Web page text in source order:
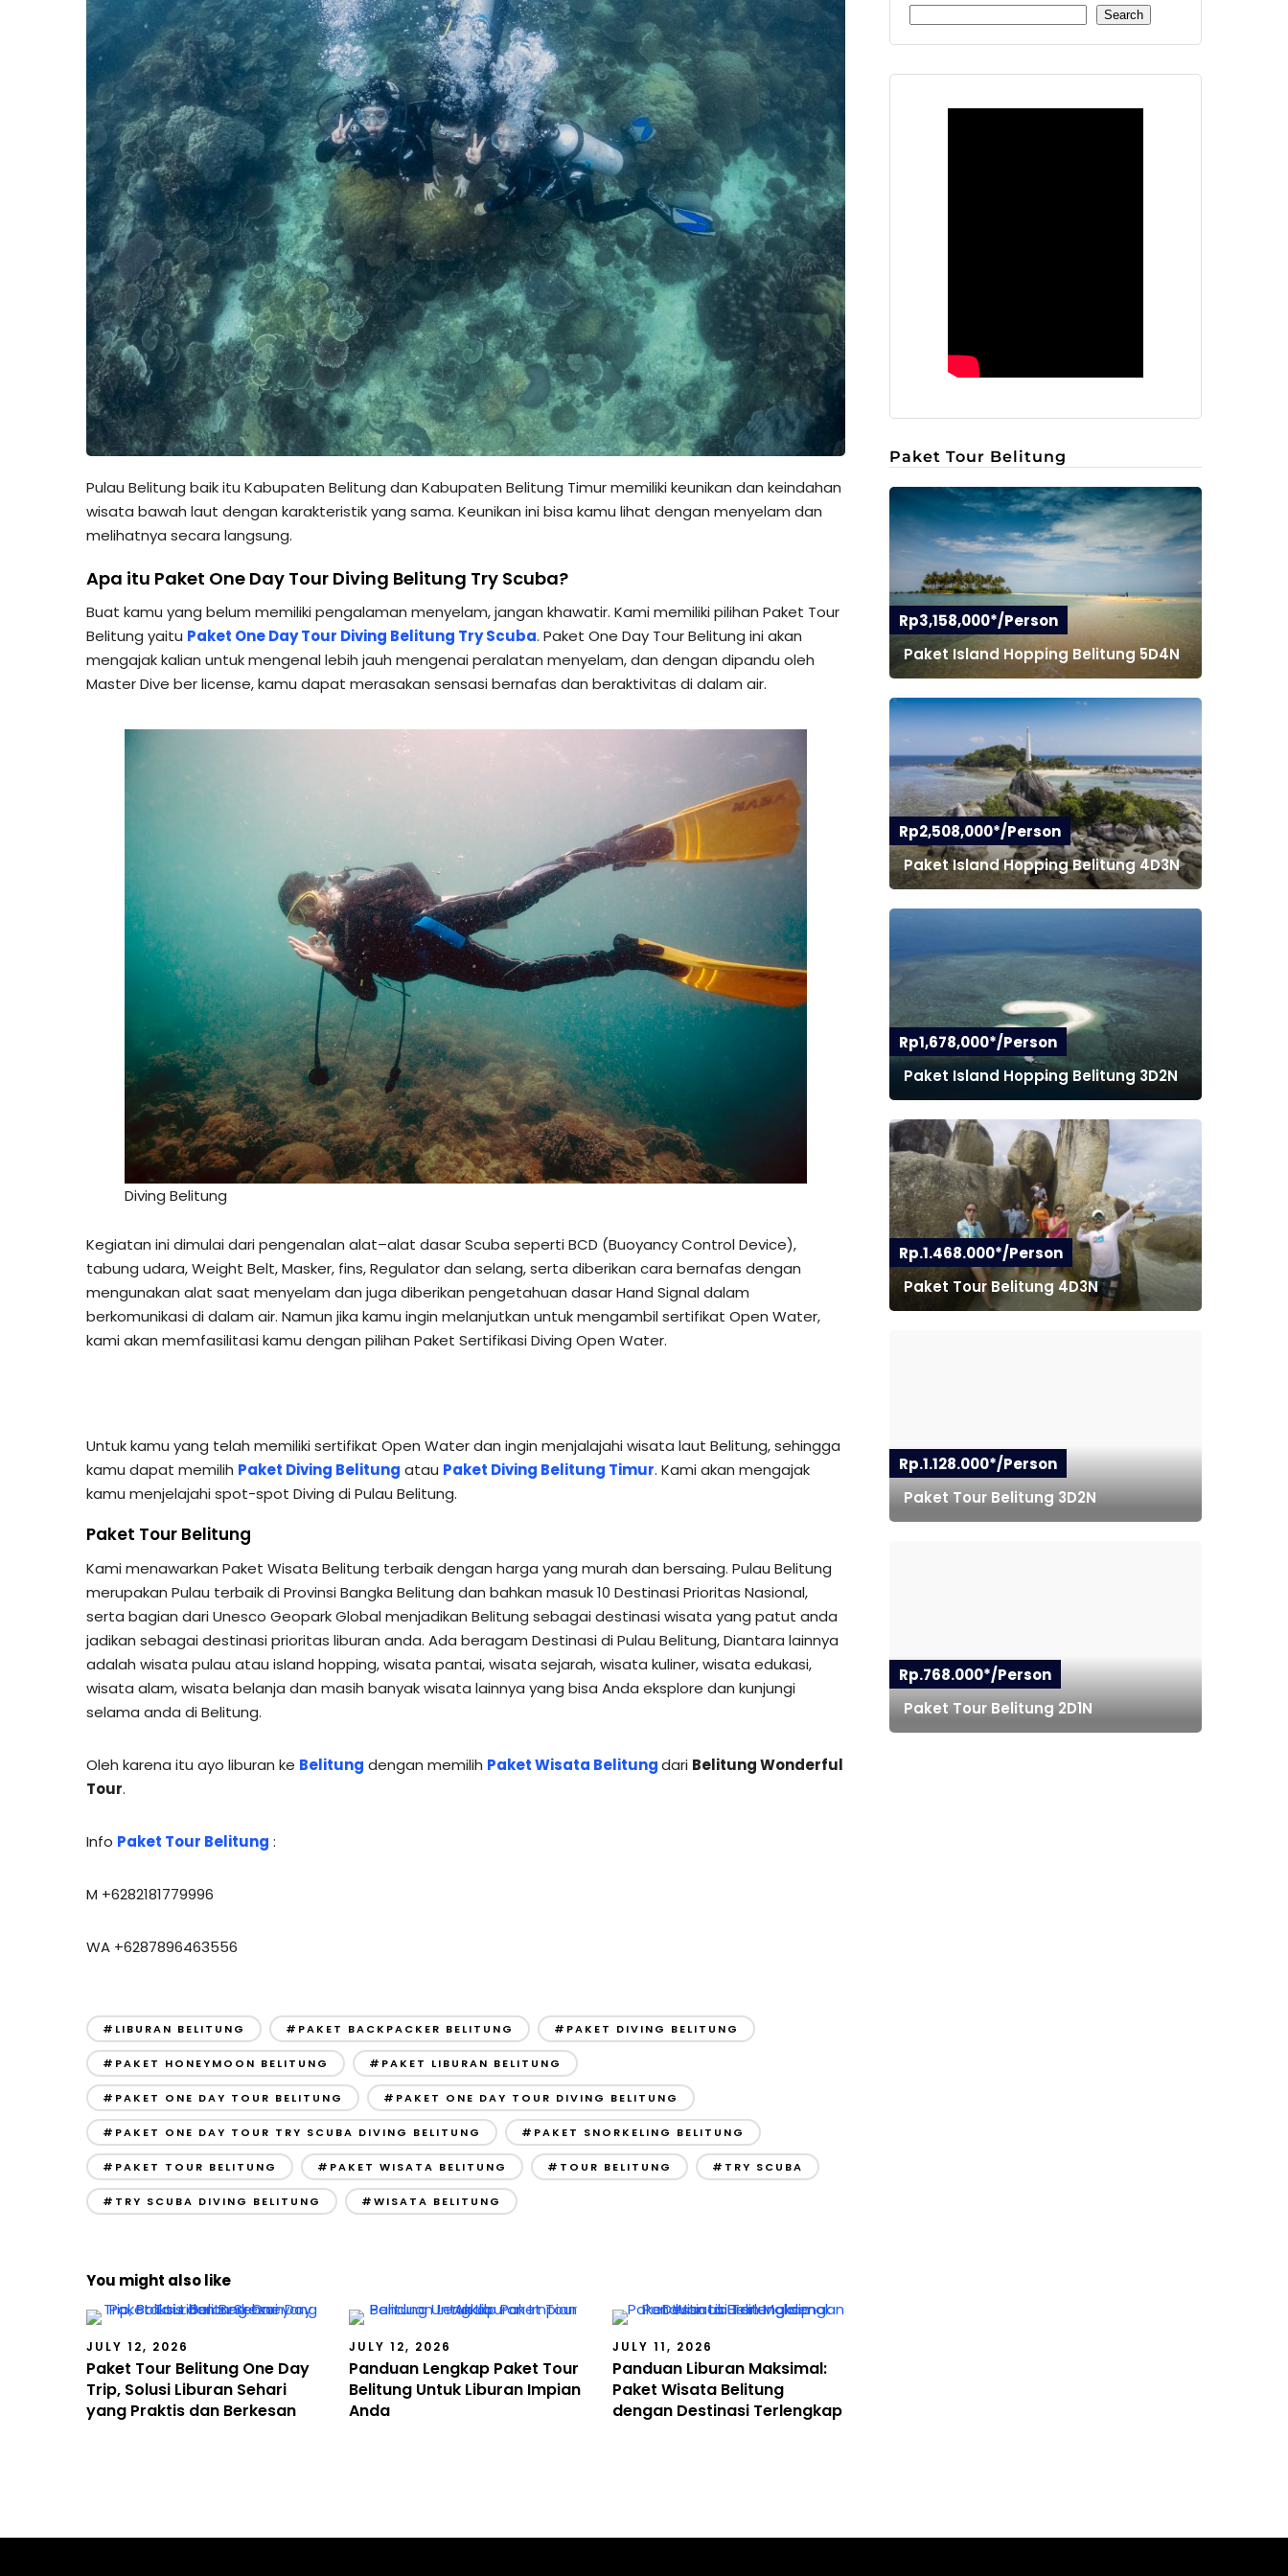
Pulau Belitung baik itu Kabupaten Belitung dan Kabupaten Belitung Timur memiliki keunikan dan keindahan
wisata bawah laut dengan karakteristik yang sama. Keunikan ini bisa kamu lihat dengan menyelam dan
melihatnya secara langsung.
Apa itu Paket One Day Tour Diving Belitung Try Scuba?
Buat kamu yang belum memiliki pengalaman menyelam, jangan khawatir. Kami memiliki pilihan Paket Tour
Belitung yaitu Paket One Day Tour Diving Belitung Try Scuba. Paket One Day Tour Belitung ini akan
mengajak kalian untuk mengenal lebih jauh mengenai peralatan menyelam, dan dengan dipandu oleh
Master Dive ber license, kamu dapat merasakan sensasi bernafas dan beraktivitas di dalam air.
Diving Belitung
Kegiatan ini dimulai dari pengenalan alat–alat dasar Scuba seperti BCD (Buoyancy Control Device),
tabung udara, Weight Belt, Masker, fins, Regulator dan selang, serta diberikan cara bernafas dengan
mengunakan alat saat menyelam dan juga diberikan pengetahuan dasar Hand Signal dalam
berkomunikasi di dalam air. Namun jika kamu ingin melanjutkan untuk mengambil sertifikat Open Water,
kami akan memfasilitasi kamu dengan pilihan Paket Sertifikasi Diving Open Water.
Untuk kamu yang telah memiliki sertifikat Open Water dan ingin menjalajahi wisata laut Belitung, sehingga
kamu dapat memilih Paket Diving Belitung atau Paket Diving Belitung Timur. Kami akan mengajak
kamu menjelajahi spot-spot Diving di Pulau Belitung.
Paket Tour Belitung
Kami menawarkan Paket Wisata Belitung terbaik dengan harga yang murah dan bersaing. Pulau Belitung
merupakan Pulau terbaik di Provinsi Bangka Belitung dan bahkan masuk 10 Destinasi Prioritas Nasional,
serta bagian dari Unesco Geopark Global menjadikan Belitung sebagai destinasi wisata yang patut anda
jadikan sebagai destinasi prioritas liburan anda. Ada beragam Destinasi di Pulau Belitung, Diantara lainnya
adalah wisata pulau atau island hopping, wisata pantai, wisata sejarah, wisata kuliner, wisata edukasi,
wisata alam, wisata belanja dan masih banyak wisata lainnya yang bisa Anda eksplore dan kunjungi
selama anda di Belitung.
Oleh karena itu ayo liburan ke Belitung dengan memilih Paket Wisata Belitungdari Belitung Wonderful
Tour.
Info Paket Tour Belitung :
M +6282181779996
WA +6287896463556
#LIBURAN BELITUNG #PAKET BACKPACKER BELITUNG #PAKET DIVING BELITUNG
#PAKET HONEYMOON BELITUNG #PAKET LIBURAN BELITUNG
#PAKET ONE DAY TOUR BELITUNG #PAKET ONE DAY TOUR DIVING BELITUNG
#PAKET ONE DAY TOUR TRY SCUBA DIVING BELITUNG #PAKET SNORKELING BELITUNG
#PAKET TOUR BELITUNG #PAKET WISATA BELITUNG #TOUR BELITUNG #TRY SCUBA
#TRY SCUBA DIVING BELITUNG #WISATA BELITUNG
You might also like
JULY 12, 2026
Paket Tour Belitung One Day
Trip, Solusi Liburan Sehari
yang Praktis dan Berkesan
JULY 12, 2026
Panduan Lengkap Paket Tour
Belitung Untuk Liburan Impian
Anda
JULY 11, 2026
Panduan Liburan Maksimal:
Paket Wisata Belitung
dengan Destinasi Terlengkap
Search
Paket Tour Belitung
Rp3,158,000*/Person
Paket Island Hopping Belitung 5D4N
Rp2,508,000*/Person
Paket Island Hopping Belitung 4D3N
Rp1,678,000*/Person
Paket Island Hopping Belitung 3D2N
Rp.1.468.000*/Person
Paket Tour Belitung 4D3N
Rp.1.128.000*/Person
Paket Tour Belitung 3D2N
Rp.768.000*/Person
Paket Tour Belitung 2D1N